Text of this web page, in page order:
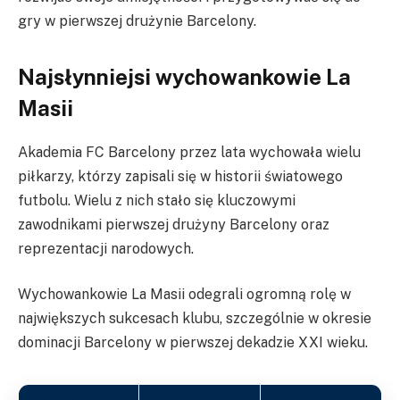
gry w pierwszej drużynie Barcelony.
Najsłynniejsi wychowankowie La
Masii
Akademia FC Barcelony przez lata wychowała wielu
piłkarzy, którzy zapisali się w historii światowego
futbolu. Wielu z nich stało się kluczowymi
zawodnikami pierwszej drużyny Barcelony oraz
reprezentacji narodowych.
Wychowankowie La Masii odegrali ogromną rolę w
największych sukcesach klubu, szczególnie w okresie
dominacji Barcelony w pierwszej dekadzie XXI wieku.